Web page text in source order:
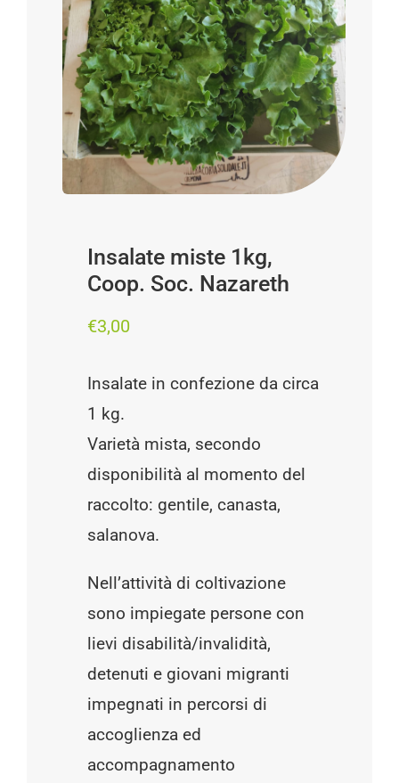
Progetti
I produttori
Insalate miste 1kg,
Coop. Soc. Nazareth
€3,00
Insalate in confezione da circa
1 kg.
Varietà mista, secondo
disponibilità al momento del
raccolto: gentile, canasta,
salanova.
Nell’attività di coltivazione
sono impiegate persone con
lievi disabilità/invalidità,
detenuti e giovani migranti
impegnati in percorsi di
accoglienza ed
accompagnamento